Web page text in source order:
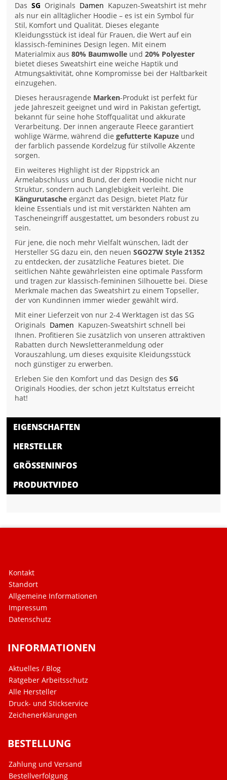
Das SG Originals Damen Kapuzen-Sweatshirt ist mehr
als nur ein alltäglicher Hoodie – es ist ein Symbol für
Stil, Komfort und Qualität. Dieses elegante
Kleidungsstück ist ideal für Frauen, die Wert auf ein
klassisch-feminines Design legen. Mit einem
Materialmix aus80% Baumwolle und20% Polyester
bietet dieses Sweatshirt eine weiche Haptik und
Atmungsaktivität, ohne Kompromisse bei der Haltbarkeit
einzugehen.
Dieses herausragende Marken-Produkt ist perfekt für
jede Jahreszeit geeignet und wird in Pakistan gefertigt,
bekannt für seine hohe Stoffqualität und akkurate
Verarbeitung. Der innen angeraute Fleece garantiert
wohlige Wärme, während diegefutterte Kapuze und
der farblich passende Kordelzug für stilvolle Akzente
sorgen.
Ein weiteres Highlight ist der Rippstrick an
Ärmelabschluss und Bund, der dem Hoodie nicht nur
Struktur, sondern auch Langlebigkeit verleiht. Die
Kängurutasche ergänzt das Design, bietet Platz für
kleine Essentials und ist mit verstärkten Nähten am
Tascheneingriff ausgestattet, um besonders robust zu
sein.
Für jene, die noch mehr Vielfalt wünschen, lädt der
Hersteller SG dazu ein, den neuenSGO27W Style 21352
zu entdecken, der zusätzliche Features bietet. Die
seitlichen Nähte gewährleisten eine optimale Passform
und tragen zur klassisch-femininen Silhouette bei. Diese
Merkmale machen das Sweatshirt zu einem Topseller,
der von Kundinnen immer wieder gewählt wird.
Mit einer Lieferzeit von nur 2-4 Werktagen ist das SG
Originals Damen Kapuzen-Sweatshirt schnell bei
Ihnen. Profitieren Sie zusätzlich von unseren attraktiven
Rabatten durch Newsletteranmeldung oder
Vorauszahlung, um dieses exquisite Kleidungsstück
noch günstiger zu erwerben.
Erleben Sie den Komfort und das Design desSG
Originals Hoodies, der schon jetzt Kultstatus erreicht
hat!
EIGENSCHAFTEN
HERSTELLER
GRÖSSENINFOS
PRODUKTVIDEO
Kontakt
Standort
Allgemeine Informationen
Impressum
Datenschutz
INFORMATIONEN
Aktuelles / Blog
Ratgeber Arbeitsschutz
Alle Hersteller
Druck- und Stickservice
Zeichenerklärungen
BESTELLUNG
Zahlung und Versand
Bestellverfolgung